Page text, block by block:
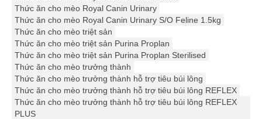
Thức ăn cho mèo Royal Canin Urinary
Thức ăn cho mèo Royal Canin Urinary S/O Feline 1.5kg
Thức ăn cho mèo triệt sản
Thức ăn cho mèo triệt sản Purina Proplan
Thức ăn cho mèo triệt sản Purina Proplan Sterilised
Thức ăn cho mèo trưởng thành
Thức ăn cho mèo trưởng thành hỗ trợ tiêu búi lông
Thức ăn cho mèo trưởng thành hỗ trợ tiêu búi lông REFLEX
Thức ăn cho mèo trưởng thành hỗ trợ tiêu búi lông REFLEX
PLUS